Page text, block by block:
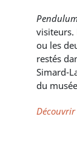
visiteurs.
ou les
restés
Simard-
du